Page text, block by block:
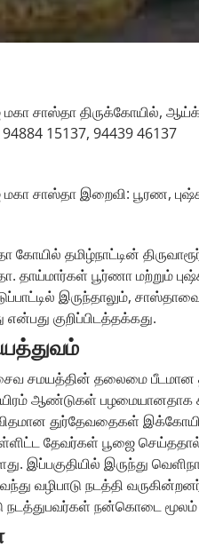
சாஸ்தா திருக்கோயில்,
15137, 94439 46137
சாஸ்தா இறைவி: பூரண,
கோயில் தமிழ்நாட்டின்
தாய்மார்கள் பூர்ணா மற்றும்
இருந்தாலும்,
குறிப்பிடத்தக்கது.
சமயத்தின் தலைமை பீடமான
ஆண்டுகள் பழமையானதாக
விதமான துர்தேவதைகள்
தேவர்கள் பூஜை
இப்பகுதியில் இருந்து
வழிபாடு நடத்தி
நடத்துபவர்கள் நன்கொடை மூலம்